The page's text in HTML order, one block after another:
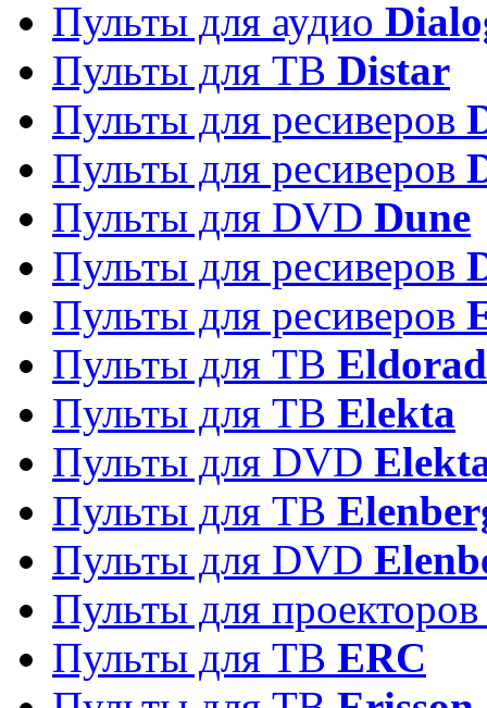
Пульты для аудио
Пульты для ТВ Distar
Пульты для ресиверов
Пульты для ресиверов
Пульты для DVD Dune
Пульты для ресиверов
Пульты для ресиверов
Пульты для ТВ
Пульты для ТВ Elekta
Пульты для DVD
Пульты для ТВ
Пульты для DVD
Пульты для
Пульты для ТВ ERC